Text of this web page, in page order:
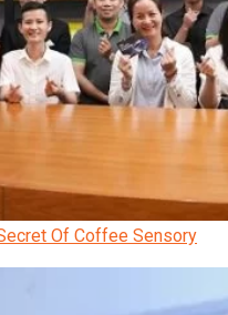
Of Coffee Sensory